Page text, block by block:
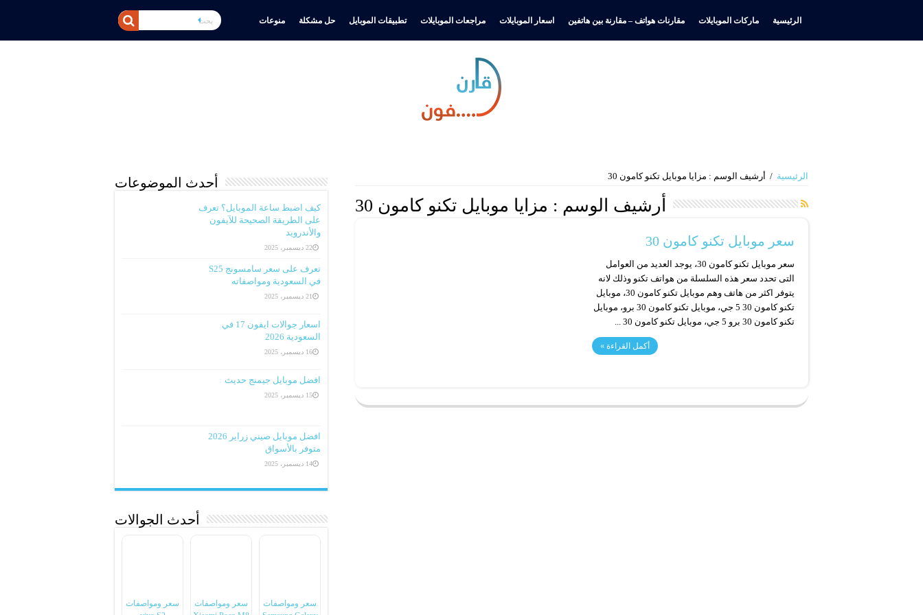
الرئيسية ماركات الموبايلات مقارنات هواتف – مقارنة بين هاتفين اسعار الموبايلات مراجعات الموبايلات تطبيقات الموبايل حل مشكلة منوعات
الرئيسية / أرشيف الوسم : مزايا موبايل تكنو كامون 30
أرشيف الوسم : مزايا موبايل تكنو كامون 30
سعر موبايل تكنو كامون 30
سعر موبايل تكنو كامون 30، يوجد العديد من العوامل
التى تحدد سعر هذه السلسلة من هواتف تكنو وذلك لانه
يتوفر اكثر من هاتف وهم موبايل تكنو كامون 30، موبايل
تكنو كامون 30 5 جي، موبايل تكنو كامون 30 برو، موبايل
تكنو كامون 30 برو 5 جي، موبايل تكنو كامون 30 ...
أكمل القراءة »
أحدث الموضوعات
كيف اضبط ساعة الموبايل؟ تعرف
على الطريقة الصحيحة للآيفون
والأندرويد
22 ديسمبر، 2025
تعرف على سعر سامسونج S25
في السعودية ومواصفاته
21 ديسمبر، 2025
اسعار جوالات ايفون 17 في
السعودية 2026
16 ديسمبر، 2025
افضل موبايل جيمنج حديث
15 ديسمبر، 2025
افضل موبايل صيني زراير 2026
متوفر بالأسواق
14 ديسمبر، 2025
أحدث الجوالات
سعر ومواصفات
سعر ومواصفات
سعر ومواصفات